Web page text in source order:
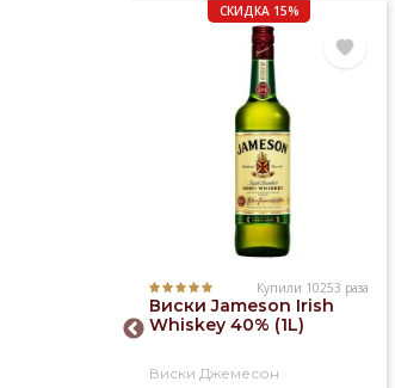
СКИДКА 15%
Купили 10253 раза
Виски Jameson Irish
Whiskey 40% (1L)
Виски Джемесон